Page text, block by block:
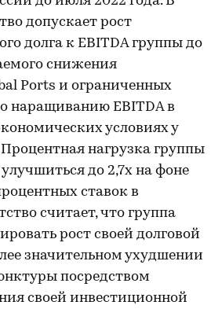
допускает рост
долга к EBITDA группы до
снижения
Ports и ограниченных
наращиванию EBITDA в
условиях у
нагрузка группы
до 2,7х на фоне
ставок в
считает, что группа
рост своей долговой
значительном ухудшении
посредством
своей инвестиционной